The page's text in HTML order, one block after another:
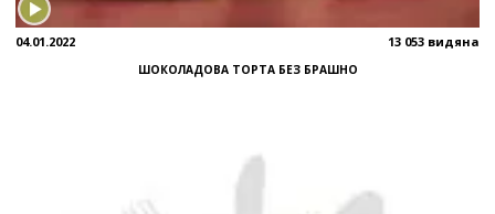
04.01.2022 13 053 видяна
ШОКОЛАДОВА ТОРТА БЕЗ БРАШНО